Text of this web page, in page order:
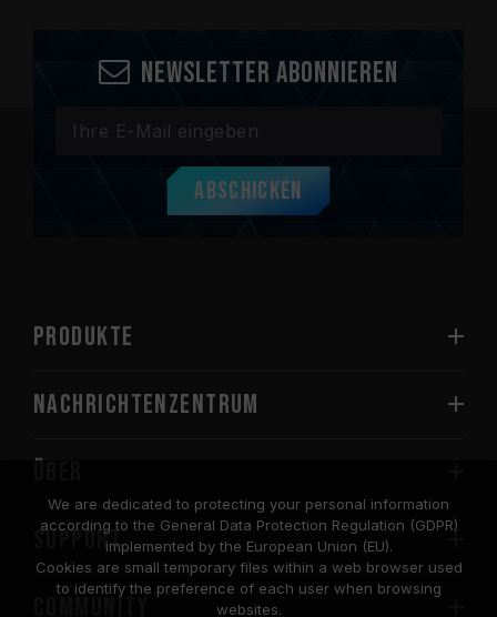
Newsletter abonnieren
Abschicken
PRODUKTE
Nachrichtenzentrum
SUPPORT
COMMUNITY
We are dedicated to protecting your personal information
according to the General Data Protection Regulation (GDPR)
implemented by the European Union (EU).
Cookies are small temporary files within a web browser used
to identify the preference of each user when browsing
websites.